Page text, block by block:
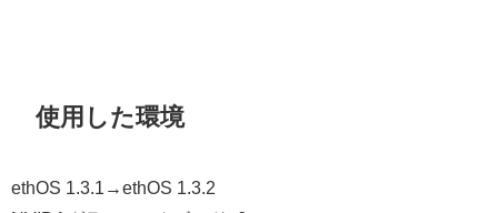
使用した環境
ethOS 1.3.1→ethOS 1.3.2